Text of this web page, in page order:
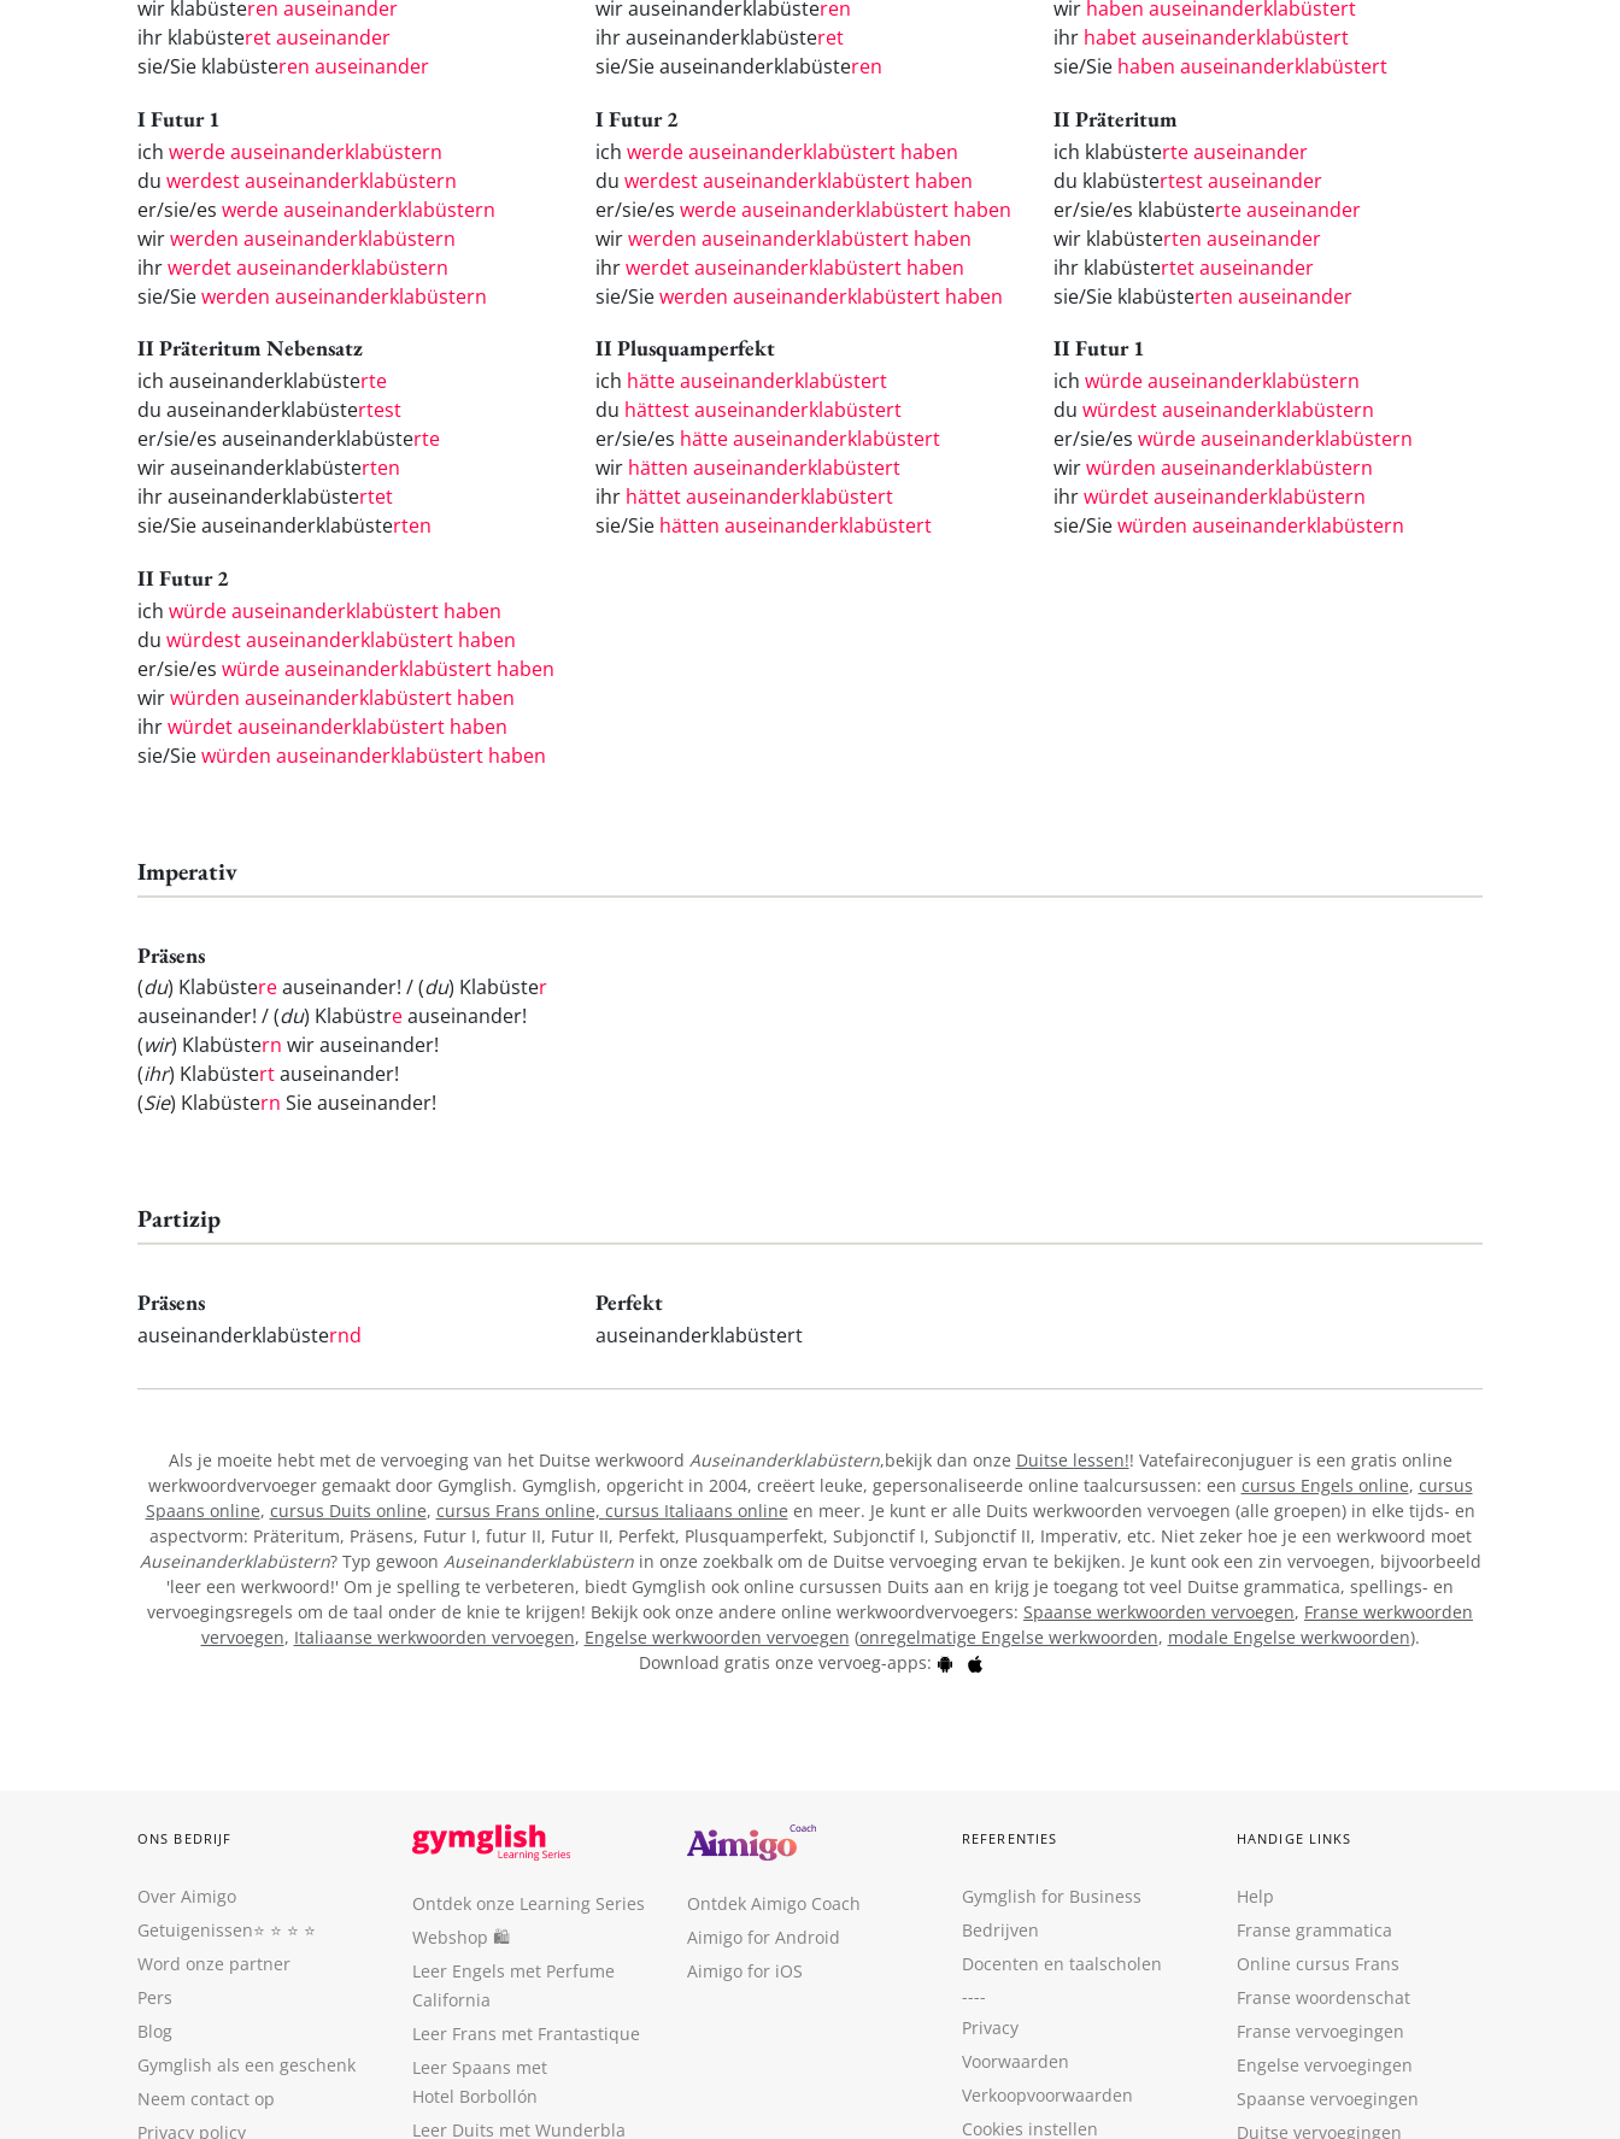
wir klabüsteren auseinander
ihr klabüsteret auseinander
sie/Sie klabüsteren auseinander
wir auseinanderklabüsteren
ihr auseinanderklabüsteret
sie/Sie auseinanderklabüsteren
wir haben auseinanderklabüstert
ihr habet auseinanderklabüstert
sie/Sie haben auseinanderklabüstert
I Futur 1
ich werde auseinanderklabüstern
du werdest auseinanderklabüstern
er/sie/es werde auseinanderklabüstern
wirwerden auseinanderklabüstern
ihrwerdet auseinanderklabüstern
sie/Siewerden auseinanderklabüstern
I Futur 2
ich werde auseinanderklabüstert haben
du werdest auseinanderklabüstert haben
er/sie/es werde auseinanderklabüstert haben
wirwerden auseinanderklabüstert haben
ihrwerdet auseinanderklabüstert haben
sie/Siewerden auseinanderklabüstert haben
II Präteritum
ich klabüsterte auseinander
du klabüstertest auseinander
er/sie/es klabüsterte auseinander
wir klabüsterten auseinander
ihr klabüstertet auseinander
sie/Sie klabüsterten auseinander
II Präteritum Nebensatz
ich auseinanderklabüsterte
du auseinanderklabüstertest
er/sie/es auseinanderklabüsterte
wir auseinanderklabüsterten
ihr auseinanderklabüstertet
sie/Sie auseinanderklabüsterten
II Plusquamperfekt
ich hätte auseinanderklabüstert
du hättest auseinanderklabüstert
er/sie/es hätte auseinanderklabüstert
wir hätten auseinanderklabüstert
ihr hättet auseinanderklabüstert
sie/Sie hätten auseinanderklabüstert
II Futur 1
ich würde auseinanderklabüstern
du würdest auseinanderklabüstern
er/sie/es würde auseinanderklabüstern
wirwürden auseinanderklabüstern
ihrwürdet auseinanderklabüstern
sie/Siewürden auseinanderklabüstern
II Futur 2
ich würde auseinanderklabüstert haben
du würdest auseinanderklabüstert haben
er/sie/es würde auseinanderklabüstert haben
wirwürden auseinanderklabüstert haben
ihrwürdet auseinanderklabüstert haben
sie/Siewürden auseinanderklabüstert haben
Imperativ
Präsens
(du) Klabüstereauseinander! / (du) Klabüster
auseinander! / (du) Klabüstreauseinander!
(wir) Klabüstern wir auseinander!
(ihr) Klabüstertauseinander!
(Sie) Klabüstern Sie auseinander!
Partizip
Präsens
auseinanderklabüsternd
Perfekt
auseinanderklabüstert
Als je moeite hebt met de vervoeging van het Duitse werkwoord Auseinanderklabüstern,bekijk dan onze Duitse lessen!! Vatefaireconjuguer is een gratis online
werkwoordvervoeger gemaakt door Gymglish. Gymglish, opgericht in 2004, creëert leuke, gepersonaliseerde online taalcursussen: een cursus Engels online, cursus
Spaans online, cursus Duits online, cursus Frans online, cursus Italiaans online en meer. Je kunt er alle Duits werkwoorden vervoegen (alle groepen) in elke tijds- en
aspectvorm: Präteritum, Präsens, Futur I, futur II, Futur II, Perfekt, Plusquamperfekt, Subjonctif I, Subjonctif II, Imperativ, etc. Niet zeker hoe je een werkwoord moet
Auseinanderklabüstern? Typ gewoon Auseinanderklabüsternin onze zoekbalk om de Duitse vervoeging ervan te bekijken. Je kunt ook een zin vervoegen, bijvoorbeeld
'leer een werkwoord!' Om je spelling te verbeteren, biedt Gymglish ook online cursussen Duits aan en krijg je toegang tot veel Duitse grammatica, spellings- en
vervoegingsregels om de taal onder de knie te krijgen! Bekijk ook onze andere online werkwoordvervoegers: Spaanse werkwoorden vervoegen, Franse werkwoorden
vervoegen, Italiaanse werkwoorden vervoegen, Engelse werkwoorden vervoegen (onregelmatige Engelse werkwoorden, modale Engelse werkwoorden).
Download gratis onze vervoeg-apps:
ONS BEDRIJF
Over Aimigo
Getuigenissen⭐️ ⭐️ ⭐️ ⭐️
Word onze partner
Pers
Blog
Gymglish als een geschenk
Neem contact op
Privacy policy
Ontdek onze Learning Series
Webshop 🛍
Leer Engels met Perfume
California
Leer Frans met Frantastique
Leer Spaans met
Hotel Borbollón
Leer Duits met Wunderbla
Ontdek Aimigo Coach
Aimigo for Android
Aimigo for iOS
REFERENTIES
Gymglish for Business
Bedrijven
Docenten en taalscholen
----
Privacy
Voorwaarden
Verkoopvoorwaarden
Cookies instellen
HANDIGE LINKS
Help
Franse grammatica
Online cursus Frans
Franse woordenschat
Franse vervoegingen
Engelse vervoegingen
Spaanse vervoegingen
Duitse vervoegingen